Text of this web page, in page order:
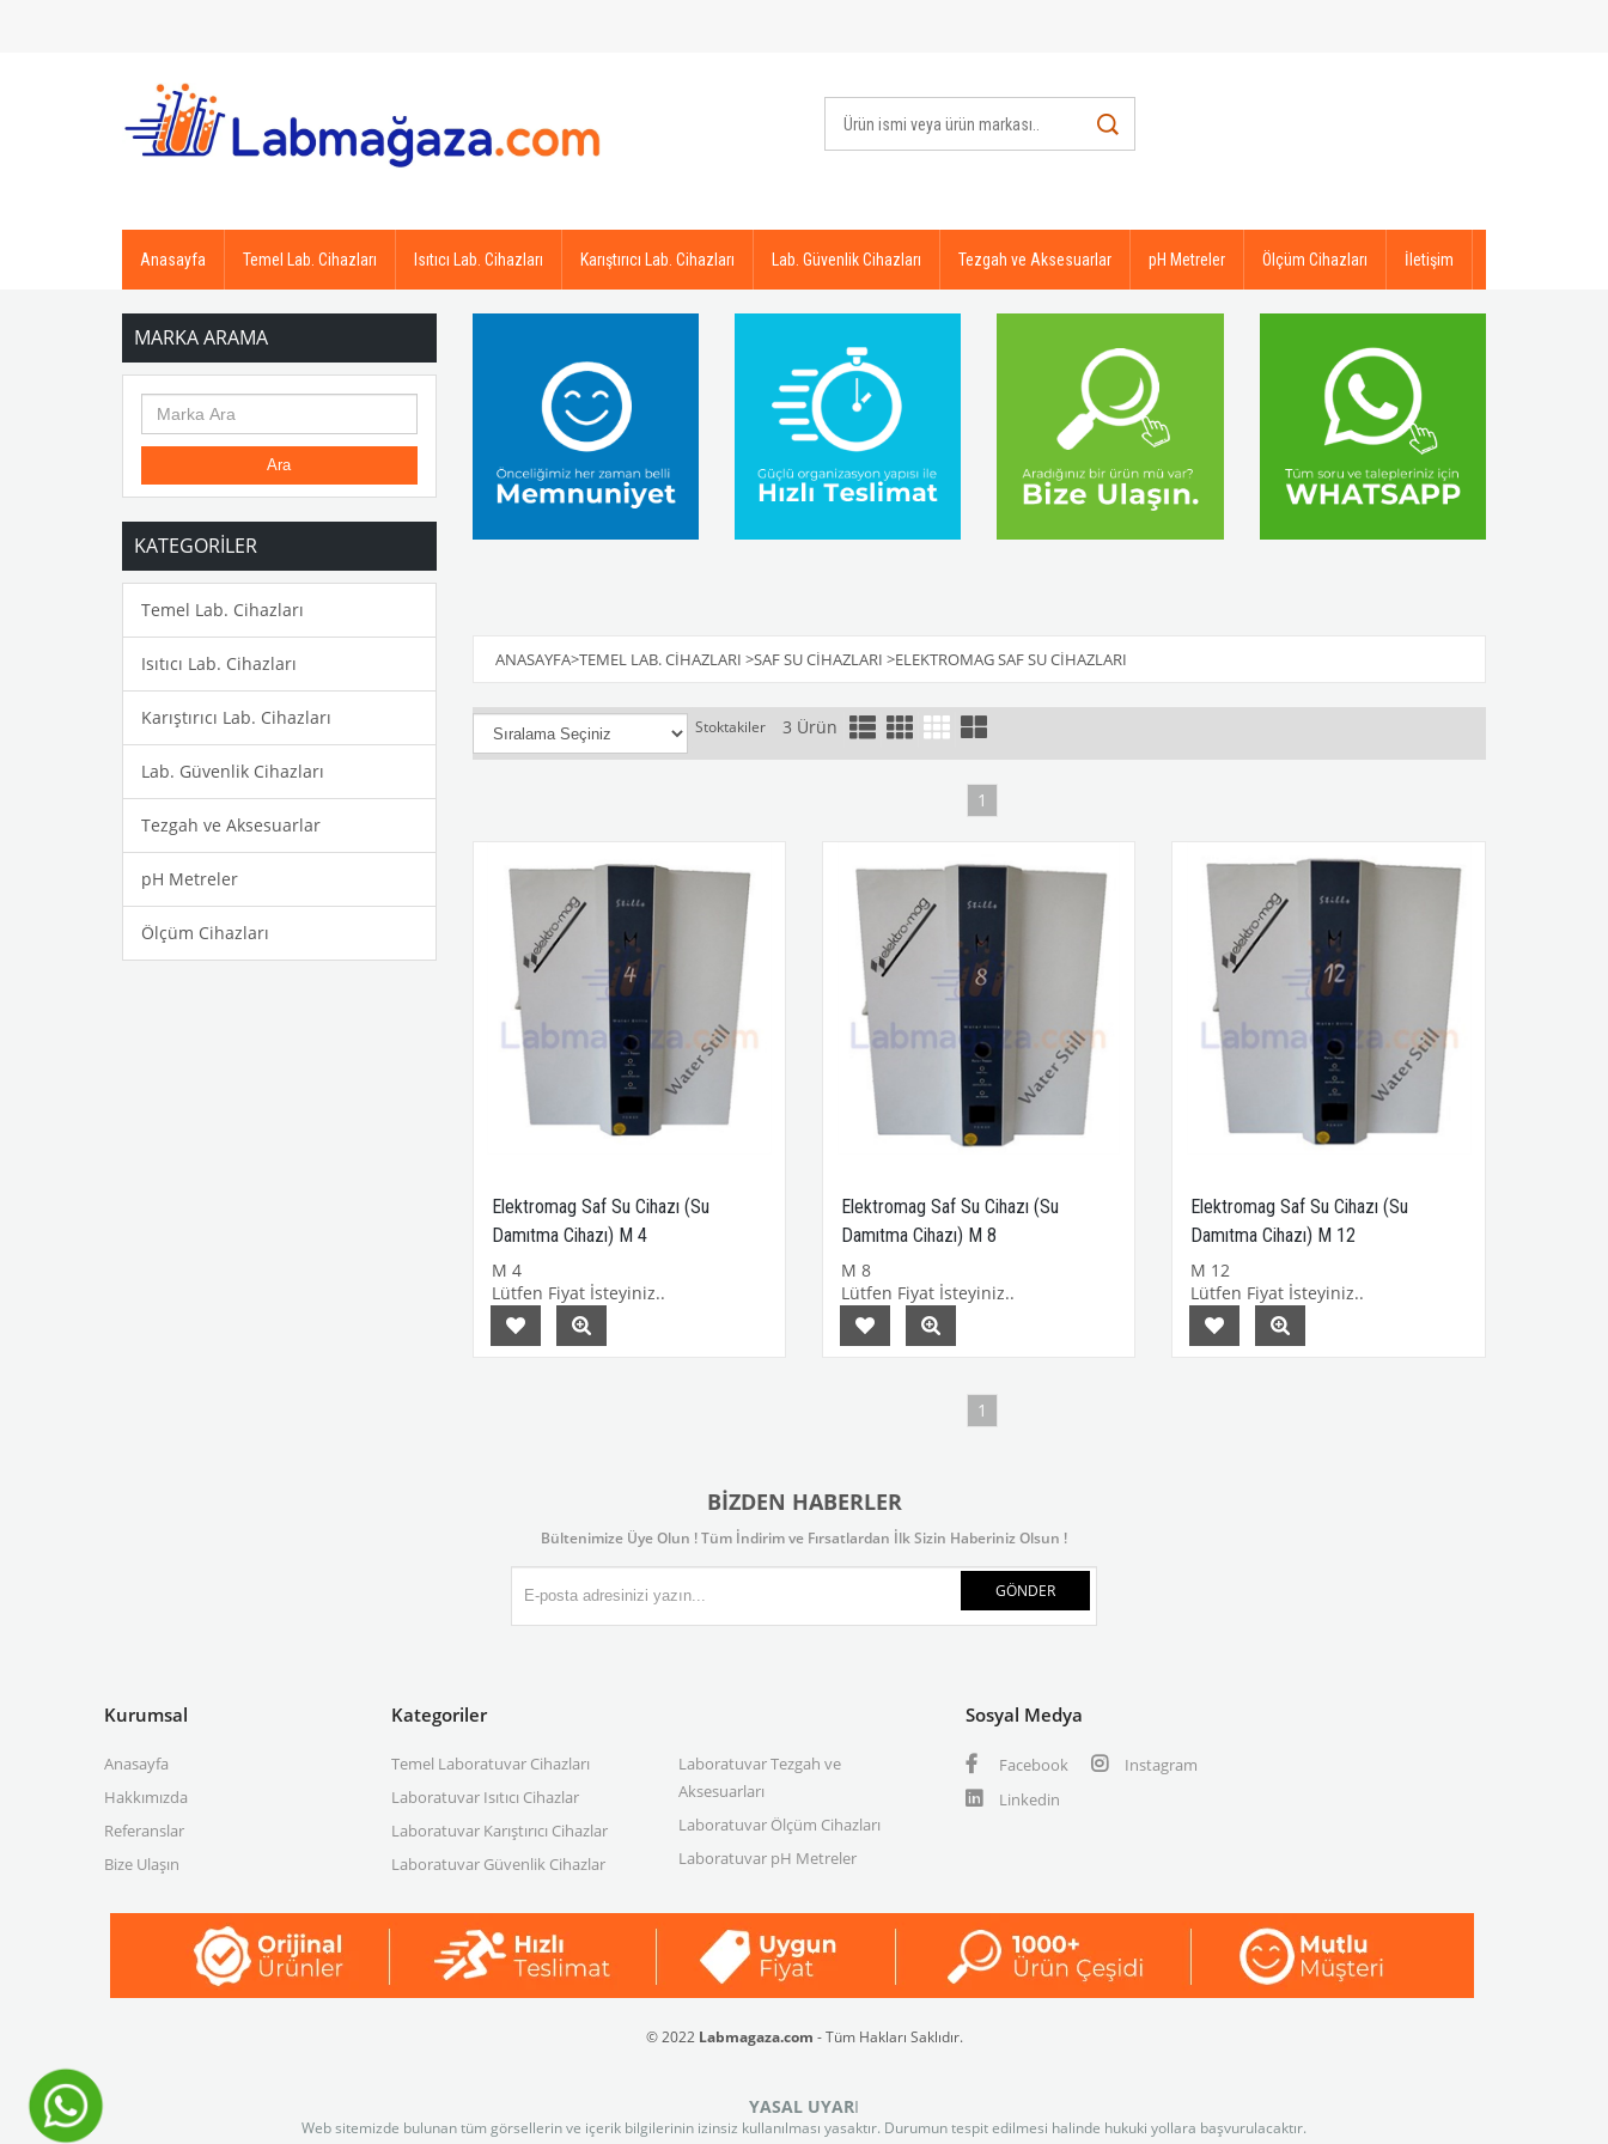
Anasayfa Temel Lab. Cihazları Isıtıcı Lab. Cihazları Karıştırıcı Lab. Cihazları Lab. Güvenlik Cihazları Tezgah ve Aksesuarlar pH Metreler Ölçüm Cihazları İletişim
MARKA ARAMA
Ara
KATEGORİLER
Temel Lab. Cihazları
Isıtıcı Lab. Cihazları
Karıştırıcı Lab. Cihazları
Lab. Güvenlik Cihazları
Tezgah ve Aksesuarlar
pH Metreler
Ölçüm Cihazları
ANASAYFA>TEMEL LAB. CIHAZLARI >SAF SU CIHAZLARI >ELEKTROMAG SAF SU CIHAZLARI
Stoktakiler 3 Ürün
1
Elektromag Saf Su Cihazı (Su
Damıtma Cihazı) M 4
M 4
Lütfen Fiyat İsteyiniz..
Elektromag Saf Su Cihazı (Su
Damıtma Cihazı) M 8
M 8
Lütfen Fiyat İsteyiniz..
Elektromag Saf Su Cihazı (Su
Damıtma Cihazı) M 12
M 12
Lütfen Fiyat İsteyiniz..
1
BIZDEN HABERLER
Bültenimize Üye Olun ! Tüm İndirim ve Fırsatlardan İlk Sizin Haberiniz Olsun !
GÖNDER
Kurumsal
Anasayfa
Hakkımızda
Referanslar
Bize Ulaşın
Kategoriler
Temel Laboratuvar Cihazları
Laboratuvar Isıtıcı Cihazlar
Laboratuvar Karıştırıcı Cihazlar
Laboratuvar Güvenlik Cihazlar
Laboratuvar Tezgah ve
Aksesuarları
Laboratuvar Ölçüm Cihazları
Laboratuvar pH Metreler
Sosyal Medya
Facebook
Instagram
Linkedin
© 2022 Labmagaza.com - Tüm Hakları Saklıdır.
YASAL UYARI
Web sitemizde bulunan tüm görsellerin ve içerik bilgilerinin izinsiz kullanılması yasaktır. Durumun tespit edilmesi halinde hukuki yollara başvurulacaktır.